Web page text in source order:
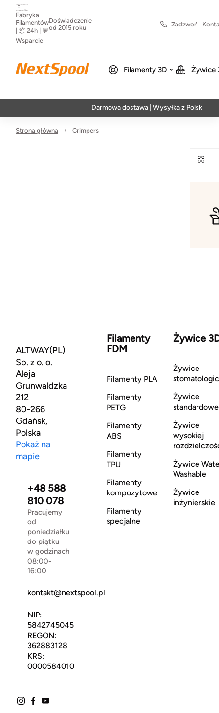
🇵🇱
Fabryka
Filamentów
| 📦 24h | 💬
Wsparcie
Doświadczenie
od 2015 roku
Zadzwoń
Filamenty 3D Żywice
Darmowa dostawa | Wysyłka z Polski |
Strona główna Crimpers
ALTWAY(PL)
Sp. z o. o.
Aleja
Grunwaldzka
212
80-266
Gdańsk,
Polska
Pokaż na
mapie
+48 588
810 078
Pracujemy
od
poniedziałku
do piątku
w godzinach
08:00-
16:00
kontakt@nextspool.pl
NIP:
5842745045
REGON:
362883128
KRS:
0000584010
Filamenty
FDM
Filamenty PLA
Filamenty
PETG
Filamenty
ABS
Filamenty
TPU
Filamenty
kompozytowe
Filamenty
specjalne
Żywice
Żywice
Żywice
standardowe
Żywice
wysokiej
Żywice
Washable
Żywice
inżynierskie